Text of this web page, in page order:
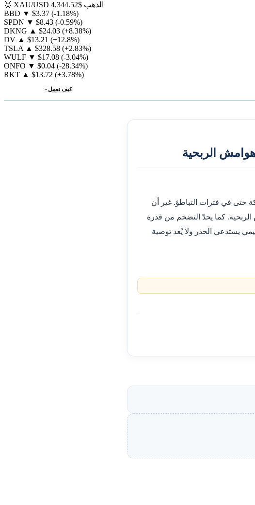
🥇 XAU/USD الذهب $4,344.52
BBD ▼ $3.37 (-1.18%)
SPDN ▼ $8.43 (-0.59%)
DKNG ▲ $24.03 (+8.38%)
DV ▲ $13.21 (+12.8%)
TSLA ▲ $328.58 (+2.83%)
WULF ▼ $17.08 (-3.04%)
ONFO ▼ $0.04 (-28.34%)
RKT ▲ $13.72 (+3.78%)
كيف نعمل
الربحية
حتى في فترات التباطؤ. غير أن
كما يحدّ التضخم من قدرة
يستدعي الحذر ولا يُعد توصية